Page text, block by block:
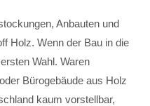
Anbauten und
Holz. Wenn der Bau in die
Wahl. Waren
Bürogebäude aus Holz
kaum vorstellbar,